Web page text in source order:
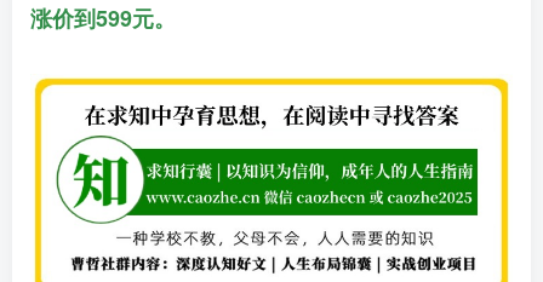
涨价到599元。